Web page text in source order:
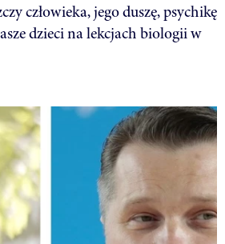
człowieka, jego duszę, psychikę
dzieci na lekcjach biologii w